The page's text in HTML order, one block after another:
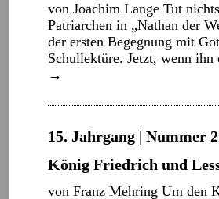
von Joachim Lange Tut
Patriarchen in „Nathan der
der ersten Begegnung mit
Schullektüre. Jetzt, wenn
→
15. Jahrgang | Nummer
König Friedrich und
von Franz Mehring Um den